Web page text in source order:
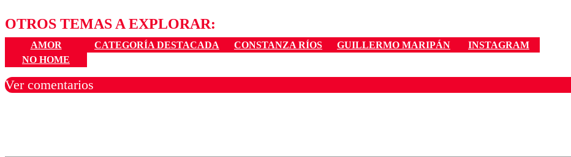
OTROS TEMAS A EXPLORAR:
AMOR CATEGORÍA DESTACADA CONSTANZA RÍOS GUILLERMO MARIPÁN
INSTAGRAM
NO HOME
Ver comentarios